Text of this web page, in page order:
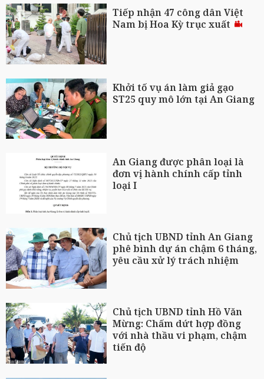
Tiếp nhận 47 công dân Việt
Nam bị Hoa Kỳ trục xuất
Khởi tố vụ án làm giả gạo
ST25 quy mô lớn tại An Giang
An Giang được phân loại là
đơn vị hành chính cấp tỉnh
loại I
Chủ tịch UBND tỉnh An Giang
phê bình dự án chậm 6 tháng,
yêu cầu xử lý trách nhiệm
Chủ tịch UBND tỉnh Hồ Văn
Mừng: Chấm dứt hợp đồng
với nhà thầu vi phạm, chậm
tiến độ